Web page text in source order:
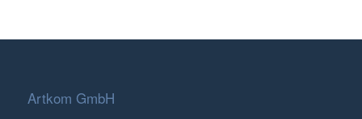
Artkom GmbH